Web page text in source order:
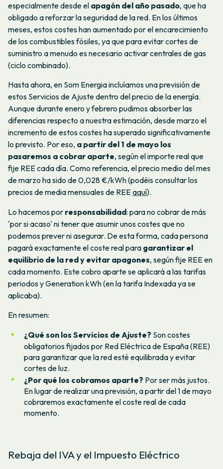
especialmente desde el apagón del año pasado, que ha
obligado a reforzar la seguridad de la red. En los últimos
meses, estos costes han aumentado por el encarecimiento
de los combustibles fósiles, ya que para evitar cortes de
suministro a menudo es necesario activar centrales de gas
(ciclo combinado).
Hasta ahora, en Som Energia incluíamos una previsión de
estos Servicios de Ajuste dentro del precio de la energía.
Aunque durante enero y febrero pudimos absorber las
diferencias respecto a nuestra estimación, desde marzo el
incremento de estos costes ha superado significativamente
lo previsto. Por eso, a partir del 1 de mayo los
pasaremos a cobrar aparte, según el importe real que
fije REE cada día. Como referencia, el precio medio del mes
de marzo ha sido de 0,028 €/kWh (podéis consultar los
precios de media mensuales de REEaquí).
Lo hacemos por responsabilidad: para no cobrar de más
'por si acaso' ni tener que asumir unos costes que no
podemos prever ni asegurar. De esta forma, cada persona
pagará exactamente el coste real para garantizar el
equilibrio de la red y evitar apagones, según fije REE en
cada momento. Este cobro aparte se aplicará a las tarifas
periodos y Generation kWh (en la tarifa Indexada ya se
aplicaba).
En resumen:
¿Qué son los Servicios de Ajuste? Son costes
obligatorios fijados por Red Eléctrica de España (REE)
para garantizar que la red esté equilibrada y evitar
cortes de luz.
¿Por qué los cobramos aparte? Por ser más justos.
En lugar de realizar una previsión, a partir del 1 de mayo
cobraremos exactamente el coste real de cada
momento.
Rebaja del IVA y el Impuesto Eléctrico